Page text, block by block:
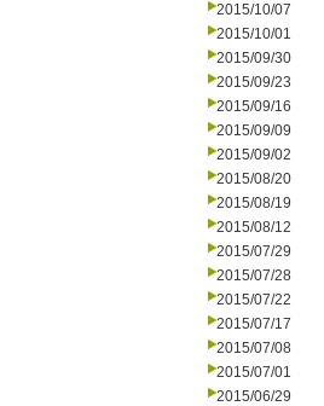
2015/10/07
2015/10/01
2015/09/30
2015/09/23
2015/09/16
2015/09/09
2015/09/02
2015/08/20
2015/08/19
2015/08/12
2015/07/29
2015/07/28
2015/07/22
2015/07/17
2015/07/08
2015/07/01
2015/06/29